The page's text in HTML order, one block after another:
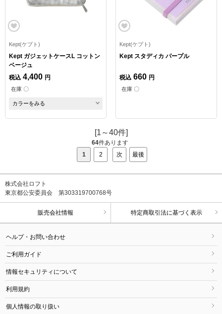
Kept(ケプト)
Kept ガジェットケースL コットン
ベージュ
税込 4,400 円
在庫 〇
カラーをみる
Kept(ケプト)
Kept スタディカ パープル
税込 660 円
在庫 〇
[1～40件]
64件あります
1
2 次 最後
株式会社ロフト
東京都公安委員会 第303319700768号
販売会社情報 特定商取引法に基づく表示
ヘルプ・お問い合わせ
ご利用ガイド
情報セキュリティについて
利用規約
個人情報の取り扱い